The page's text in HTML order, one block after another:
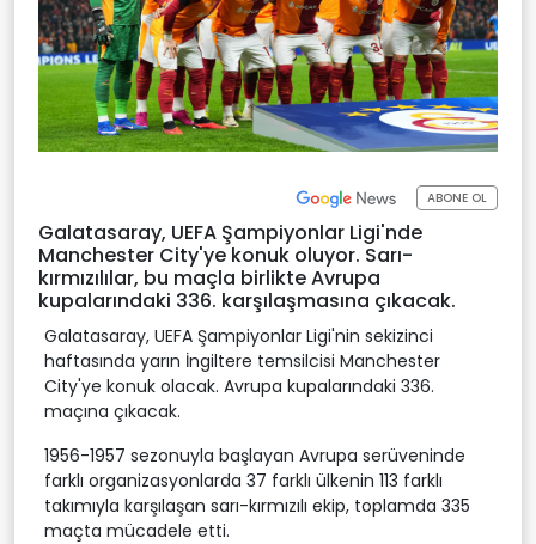
ABONE OL
Galatasaray, UEFA Şampiyonlar Ligi'nde
Manchester City'ye konuk oluyor. Sarı-
kırmızılılar, bu maçla birlikte Avrupa
kupalarındaki 336. karşılaşmasına çıkacak.
Galatasaray, UEFA Şampiyonlar Ligi'nin sekizinci
haftasında yarın İngiltere temsilcisi Manchester
City'ye konuk olacak. Avrupa kupalarındaki 336.
maçına çıkacak.
1956-1957 sezonuyla başlayan Avrupa serüveninde
farklı organizasyonlarda 37 farklı ülkenin 113 farklı
takımıyla karşılaşan sarı-kırmızılı ekip, toplamda 335
maçta mücadele etti.